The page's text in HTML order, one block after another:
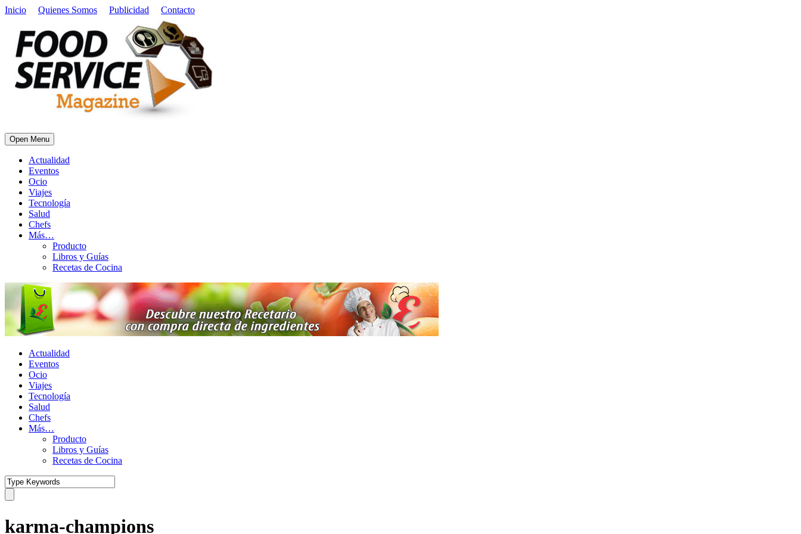
Inicio Quienes Somos Publicidad Contacto
Open Menu
Actualidad
Eventos
Ocio
Viajes
Tecnología
Salud
Chefs
Más…
Producto
Libros y Guías
Recetas de Cocina
Actualidad
Eventos
Ocio
Viajes
Tecnología
Salud
Chefs
Más…
Producto
Libros y Guías
Recetas de Cocina
karma-champions